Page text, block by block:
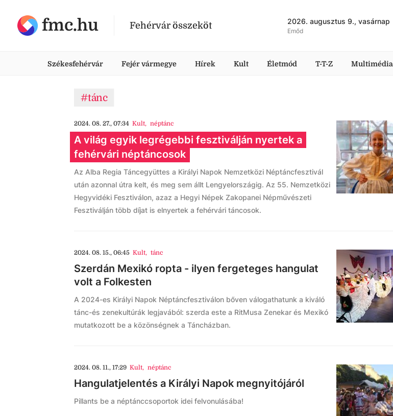
fmc.hu Fehérvár összeköt 2026. augusztus 9., vasárnap
Emőd
Székesfehérvár Fejér vármegye Hírek Kult Életmód T-T-Z Multimédia
#tánc
2024. 08. 27., 07:34 Kult, néptánc
A világ egyik legrégebbi fesztiválján nyertek a
fehérvári néptáncosok
Az Alba Regia Táncegyüttes a Királyi Napok Nemzetközi Néptáncfesztivál
után azonnal útra kelt, és meg sem állt Lengyelországig. Az 55. Nemzetközi
Hegyvidéki Fesztiválon, azaz a Hegyi Népek Zakopanei Népművészeti
Fesztiválján több díjat is elnyertek a fehérvári táncosok.
2024. 08. 15., 06:45 Kult, tánc
Szerdán Mexikó ropta - ilyen fergeteges hangulat
volt a Folkesten
A 2024-es Királyi Napok Néptáncfesztiválon bőven válogathatunk a kiváló
tánc-és zenekultúrák legjavából: szerda este a RitMusa Zenekar és Mexikó
mutatkozott be a közönségnek a Táncházban.
2024. 08. 11., 17:29 Kult, néptánc
Hangulatjelentés a Királyi Napok megnyitójáról
Pillants be a néptánccsoportok idei felvonulásába!